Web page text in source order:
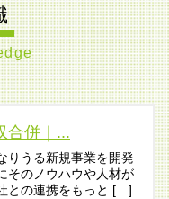
合併｜...
りうる新規事業を開発
そのノウハウや人材が
との連携をもっと […]